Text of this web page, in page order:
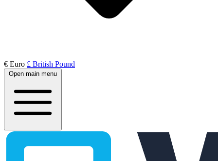
€ Euro £ British Pound
Open main menu